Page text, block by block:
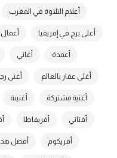
أعلام التلاوة في المغرب
أعلى برج في إفريقيا أعمال
أعمدة أغاني
أغلى عقار بالعالم أغنى
أغنية مشتركة أغنيىة
أفتاتي أفريفاطا
أفريكوم أفصل